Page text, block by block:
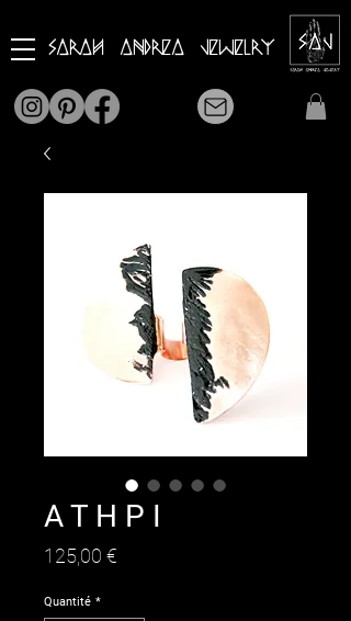
Sarah Andrea Jewelry
A T H P I
125,00 €
Quantité *